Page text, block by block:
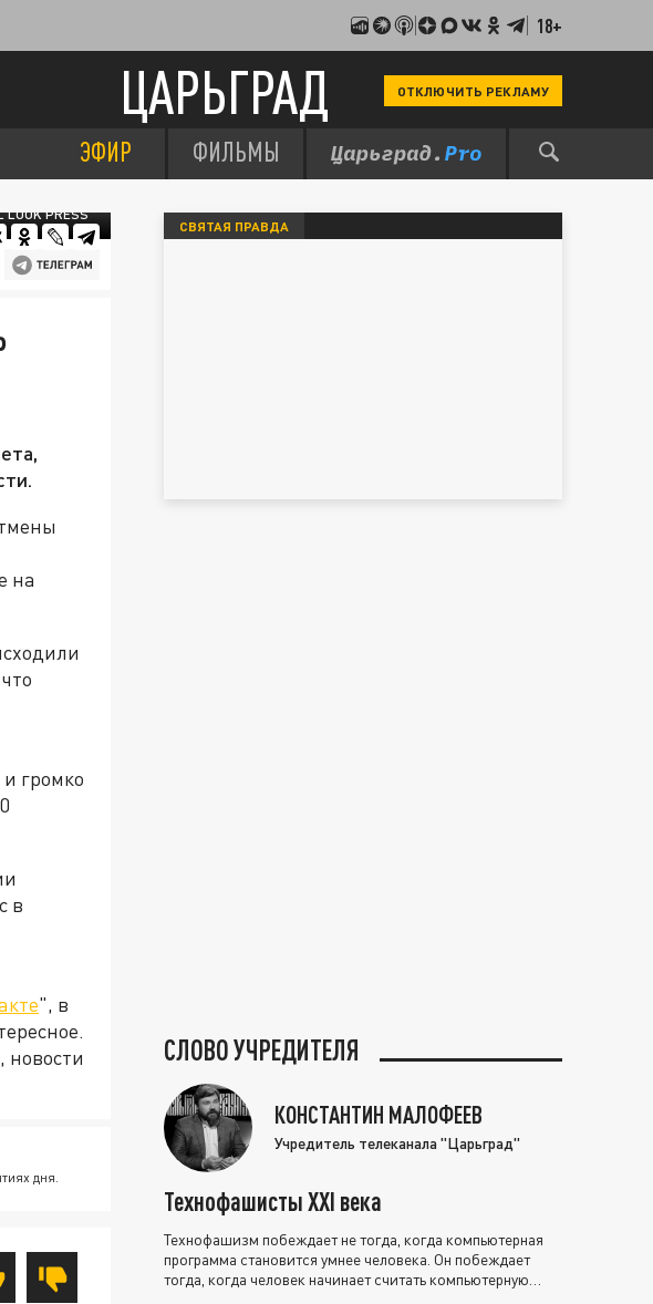
18+
ЦАРЬГРАД ОТКЛЮЧИТЬ РЕКЛАМУ
ЭФИР ФИЛЬМЫ
LOOK PRESS
на
громко
в
", в
новости
дня.
СВЯТАЯ ПРАВДА
СЛОВО УЧРЕДИТЕЛЯ
КОНСТАНТИН МАЛОФЕЕВ
Учредитель телеканала "Царьград"
Технофашисты XXI века
Технофашизм побеждает не тогда, когда компьютерная
программа становится умнее человека. Он побеждает
тогда, когда человек начинает считать компьютерную